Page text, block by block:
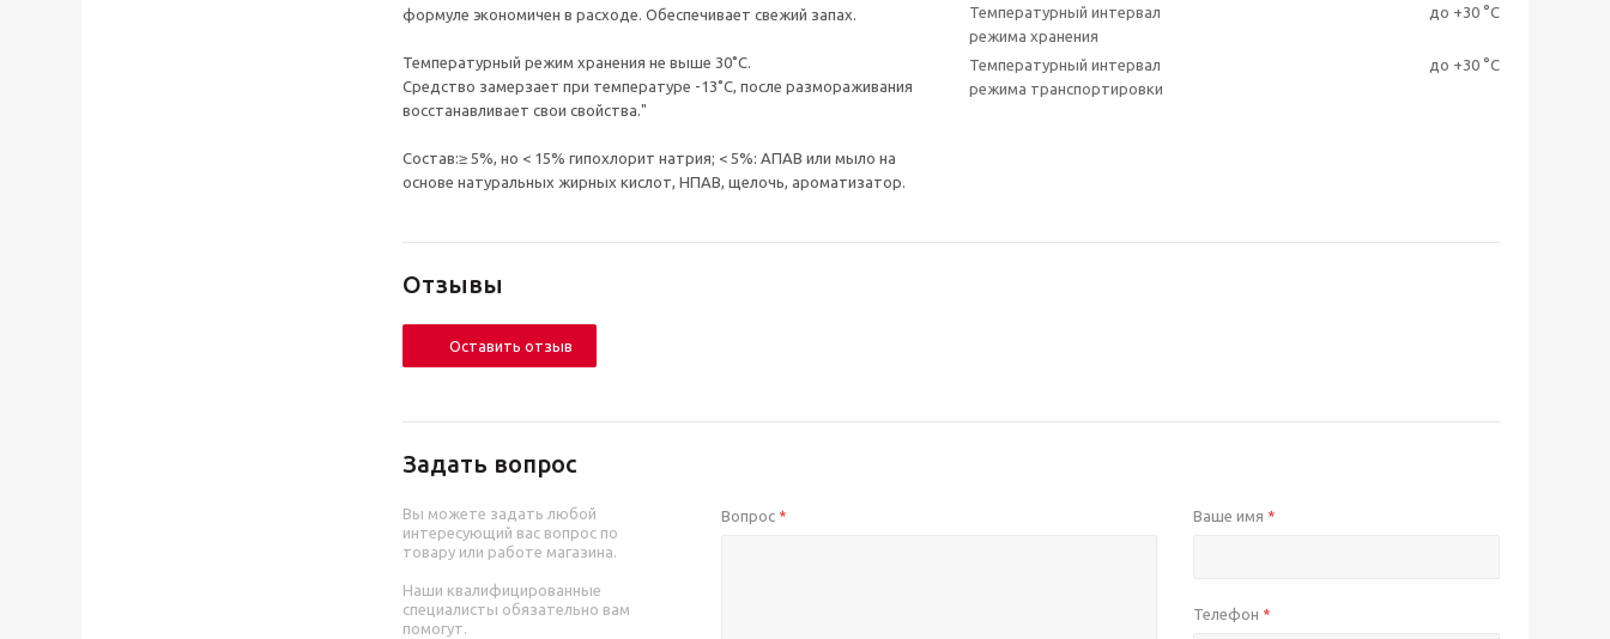
формуле экономичен в расходе. Обеспечивает свежий запах.
Температурный режим хранения не выше 30˚С.
Средство замерзает при температуре -13˚С, после размораживания
восстанавливает свои свойства."
Состав:≥ 5%, но < 15% гипохлорит натрия; < 5%: АПАВ или мыло на
основе натуральных жирных кислот, НПАВ, щелочь, ароматизатор.
Температурный интервал
режима хранения
до +30 °C
Температурный интервал
режима транспортировки
до +30 °C
Отзывы
Оставить отзыв
Задать вопрос
Вы можете задать любой
интересующий вас вопрос по
товару или работе магазина.
Наши квалифицированные
специалисты обязательно вам
помогут.
Вопрос * Ваше имя *
Телефон *